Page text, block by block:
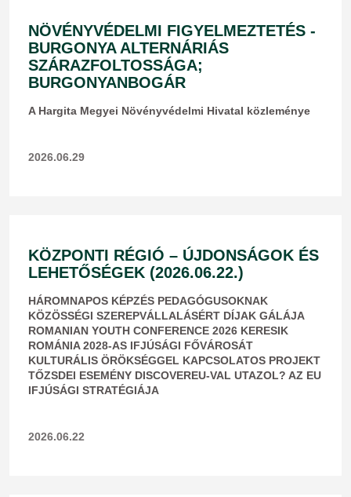
NÖVÉNYVÉDELMI FIGYELMEZTETÉS -
BURGONYA ALTERNÁRIÁS
SZÁRAZFOLTOSSÁGA;
BURGONYANBOGÁR
​A Hargita Megyei Növényvédelmi Hivatal közleménye
2026.06.29
KÖZPONTI RÉGIÓ – ÚJDONSÁGOK ÉS
LEHETŐSÉGEK (2026.06.22.)
HÁROMNAPOS KÉPZÉS PEDAGÓGUSOKNAK
KÖZÖSSÉGI SZEREPVÁLLALÁSÉRT DÍJAK GÁLÁJA
ROMANIAN YOUTH CONFERENCE 2026 KERESIK
ROMÁNIA 2028-AS IFJÚSÁGI FŐVÁROSÁT
KULTURÁLIS ÖRÖKSÉGGEL KAPCSOLATOS PROJEKT
TŐZSDEI ESEMÉNY DISCOVEREU-VAL UTAZOL? AZ EU
IFJÚSÁGI STRATÉGIÁJA
2026.06.22